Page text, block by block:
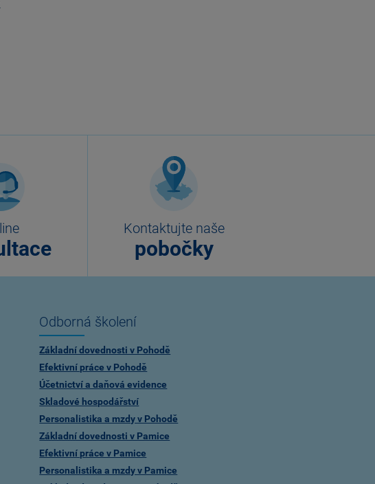
Kontaktujte naše
pobočky
Odborná školení
Základní dovednosti v Pohodě
Efektivní práce v Pohodě
Účetnictví a daňová evidence
Skladové hospodářství
Personalistika a mzdy v Pohodě
Základní dovednosti v Pamice
Efektivní práce v Pamice
Personalistika a mzdy v Pamice